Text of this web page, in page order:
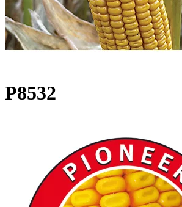
P8532